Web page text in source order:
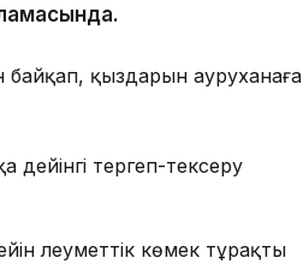
⠀
байқап, қыздарын ауруханаға
дейінгі тергеп-тексеру
әлеуметтік көмек тұрақты